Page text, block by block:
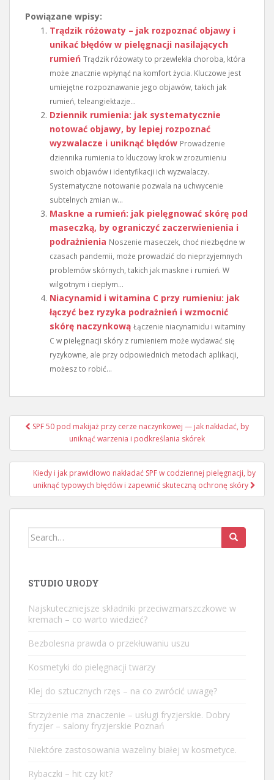
Powiązane wpisy:
Trądzik różowaty – jak rozpoznać objawy i
unikać błędów w pielęgnacji nasilających
rumień Trądzik różowaty to przewlekła choroba, która
może znacznie wpłynąć na komfort życia. Kluczowe jest
umiejętne rozpoznawanie jego objawów, takich jak
rumień, teleangiektazje...
Dziennik rumienia: jak systematycznie
notować objawy, by lepiej rozpoznać
wyzwalacze i uniknąć błędów Prowadzenie
dziennika rumienia to kluczowy krok w zrozumieniu
swoich objawów i identyfikacji ich wyzwalaczy.
Systematyczne notowanie pozwala na uchwycenie
subtelnych zmian w...
Maskne a rumień: jak pielęgnować skórę pod
maseczką, by ograniczyć zaczerwienienia i
podrażnienia Noszenie maseczek, choć niezbędne w
czasach pandemii, może prowadzić do nieprzyjemnych
problemów skórnych, takich jak maskne i rumień. W
wilgotnym i ciepłym...
Niacynamid i witamina C przy rumieniu: jak
łączyć bez ryzyka podrażnień i wzmocnić
skórę naczynkową Łączenie niacynamidu i witaminy
C w pielęgnacji skóry z rumieniem może wydawać się
ryzykowne, ale przy odpowiednich metodach aplikacji,
możesz to robić...
Nawigacja
SPF 50 pod makijaż przy cerze naczynkowej — jak nakładać, by
uniknąć warzenia i podkreślania skórek
Kiedy i jak prawidłowo nakładać SPF w codziennej pielęgnacji, by
uniknąć typowych błędów i zapewnić skuteczną ochronę skóry
Search
STUDIO URODY
Najskuteczniejsze składniki przeciwzmarszczkowe w
kremach – co warto wiedzieć?
Bezbolesna prawda o przekłuwaniu uszu
Kosmetyki do pielęgnacji twarzy
Klej do sztucznych rzęs – na co zwrócić uwagę?
Strzyżenie ma znaczenie – usługi fryzjerskie. Dobry
fryzjer – salony fryzjerskie Poznań
Niektóre zastosowania wazeliny białej w kosmetyce.
Rybaczki – hit czy kit?